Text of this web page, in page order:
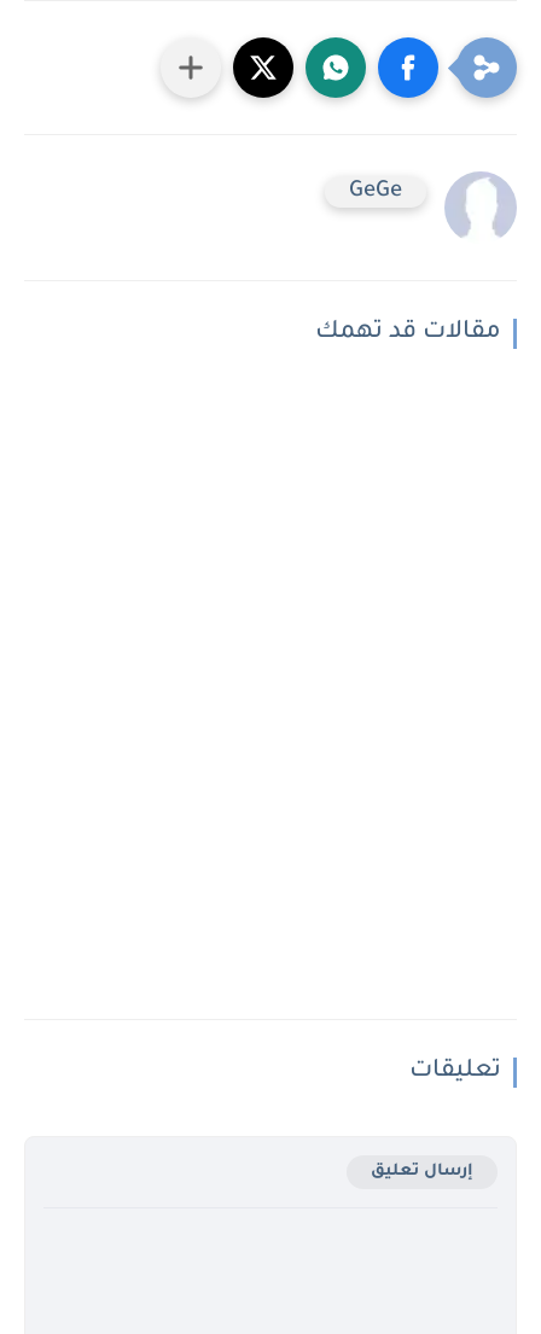
GeGe
مقالات قد تهمك
تعليقات
إرسال تعليق